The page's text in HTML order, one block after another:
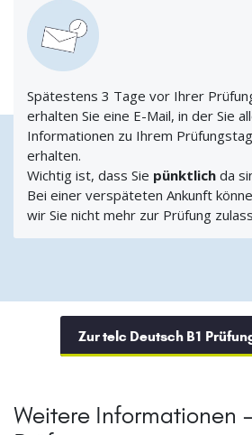
Spätestens 3 Tage vor Ihrer
erhalten Sie eine E-Mail, in der Sie
Informationen zu Ihrem Prüfungstag
erhalten.
Wichtig ist, dass Sie pünktlich da
Bei einer verspäteten Ankunft
wir Sie nicht mehr zur Prüfung
Zur telc Deutsch B1
Weitere Informationen